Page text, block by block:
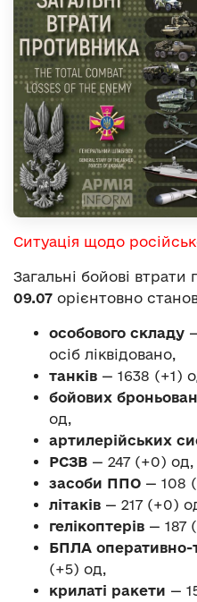
Ситуація щодо
Загальні бойові втрати
09.07 орієнтовно
особового складу
осіб ліквідовано,
танків — 1638 (+1)
бойових
од,
артилерійських
РСЗВ — 247 (+0) од,
засоби ППО — 108
літаків — 217 (+0)
гелікоптерів — 187
БПЛА оперативно-
(+5) од,
крилаті ракети —